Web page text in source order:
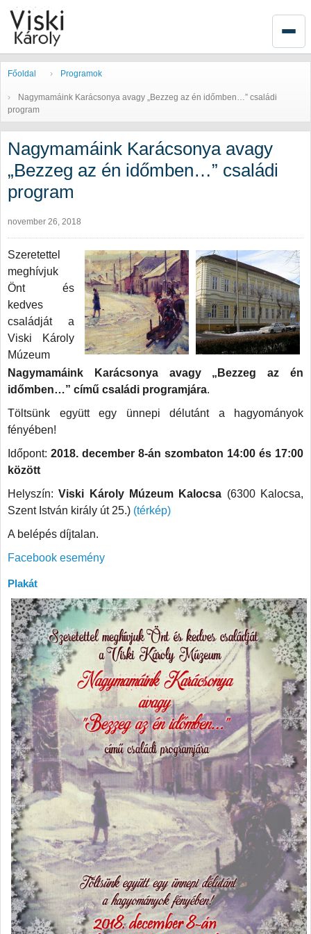
Főoldal Programok
Nagymamáink Karácsonya avagy „Bezzeg az én időmben…” családi
program
Nagymamáink Karácsonya avagy
„Bezzeg az én időmben…” családi
program
november 26, 2018
Szeretettel
meghívjuk
Önt és
kedves
családját a
Viski Károly
Múzeum
Nagymamáink Karácsonya avagy „Bezzeg az én
időmben…” című családi programjára.
Töltsünk együtt egy ünnepi délutánt a hagyományok
fényében!
Időpont: 2018. december 8-án szombaton 14:00 és 17:00
között
Helyszín:Viski Károly Múzeum Kalocsa (6300 Kalocsa,
Szent István király út 25.) (térkép)
A belépés díjtalan.
Facebook esemény
Plakát